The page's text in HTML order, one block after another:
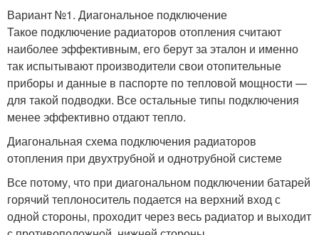
Вариант №1. Диагональное подключение
Такое подключение радиаторов отопления считают
наиболее эффективным, его берут за эталон и именно
так испытывают производители свои отопительные
приборы и данные в паспорте по тепловой мощности —
для такой подводки. Все остальные типы подключения
менее эффективно отдают тепло.
Диагональная схема подключения радиаторов
отопления при двухтрубной и однотрубной системе
Все потому, что при диагональном подключении батарей
горячий теплоноситель подается на верхний вход с
одной стороны, проходит через весь радиатор и выходит